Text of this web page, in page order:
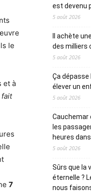
le
et à
fait
7
est devenu
5 août 2026
Il achète
des milliers
5 août 2026
Ça
élever un
5 août 2026
Cauchemar
les
heures
5 août 2026
Sûrs que la
éternelle ?
nous